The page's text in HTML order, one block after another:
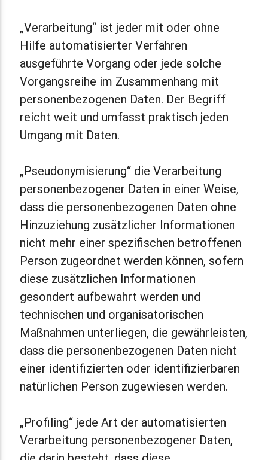
„Verarbeitung“ ist jeder mit oder ohne
Hilfe automatisierter Verfahren
ausgeführte Vorgang oder jede solche
Vorgangsreihe im Zusammenhang mit
personenbezogenen Daten. Der Begriff
reicht weit und umfasst praktisch jeden
Umgang mit Daten.
„Pseudonymisierung“ die Verarbeitung
personenbezogener Daten in einer Weise,
dass die personenbezogenen Daten ohne
Hinzuziehung zusätzlicher Informationen
nicht mehr einer spezifischen betroffenen
Person zugeordnet werden können, sofern
diese zusätzlichen Informationen
gesondert aufbewahrt werden und
technischen und organisatorischen
Maßnahmen unterliegen, die gewährleisten,
dass die personenbezogenen Daten nicht
einer identifizierten oder identifizierbaren
natürlichen Person zugewiesen werden.
„Profiling“ jede Art der automatisierten
Verarbeitung personenbezogener Daten,